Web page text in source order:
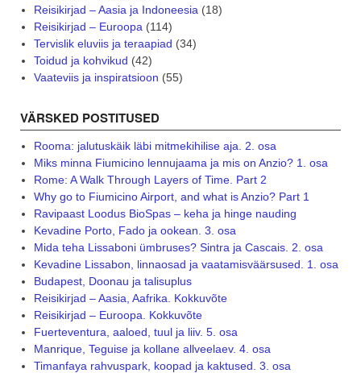
Reisikirjad – Aasia ja Indoneesia (18)
Reisikirjad – Euroopa (114)
Tervislik eluviis ja teraapiad (34)
Toidud ja kohvikud (42)
Vaateviis ja inspiratsioon (55)
VÄRSKED POSTITUSED
Rooma: jalutuskäik läbi mitmekihilise aja. 2. osa
Miks minna Fiumicino lennujaama ja mis on Anzio? 1. osa
Rome: A Walk Through Layers of Time. Part 2
Why go to Fiumicino Airport, and what is Anzio? Part 1
Ravipaast Loodus BioSpas – keha ja hinge nauding
Kevadine Porto, Fado ja ookean. 3. osa
Mida teha Lissaboni ümbruses? Sintra ja Cascais. 2. osa
Kevadine Lissabon, linnaosad ja vaatamisväärsused. 1. osa
Budapest, Doonau ja talisuplus
Reisikirjad – Aasia, Aafrika. Kokkuvõte
Reisikirjad – Euroopa. Kokkuvõte
Fuerteventura, aaloed, tuul ja liiv. 5. osa
Manrique, Teguise ja kollane allveelaev. 4. osa
Timanfaya rahvuspark, koopad ja kaktused. 3. osa